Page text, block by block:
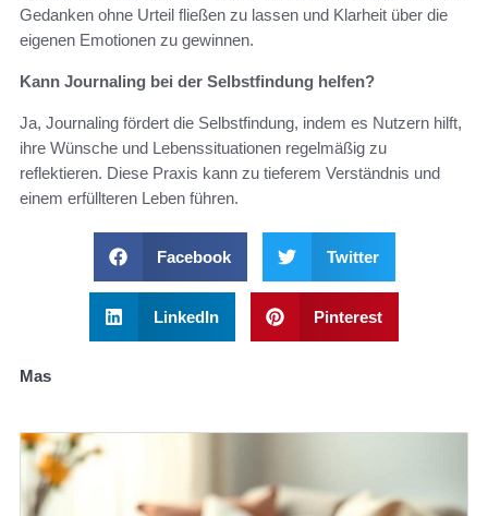
Gedanken ohne Urteil fließen zu lassen und Klarheit über die
eigenen Emotionen zu gewinnen.
Kann Journaling bei der Selbstfindung helfen?
Ja, Journaling fördert die Selbstfindung, indem es Nutzern hilft,
ihre Wünsche und Lebenssituationen regelmäßig zu
reflektieren. Diese Praxis kann zu tieferem Verständnis und
einem erfüllteren Leben führen.
Facebook Twitter
LinkedIn Pinterest
Mas